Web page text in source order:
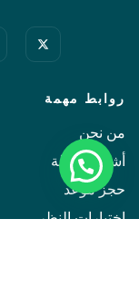
روابط مهمة
من نحن
أشهر الاسئلة
حجز موعد
اختبارات النظر